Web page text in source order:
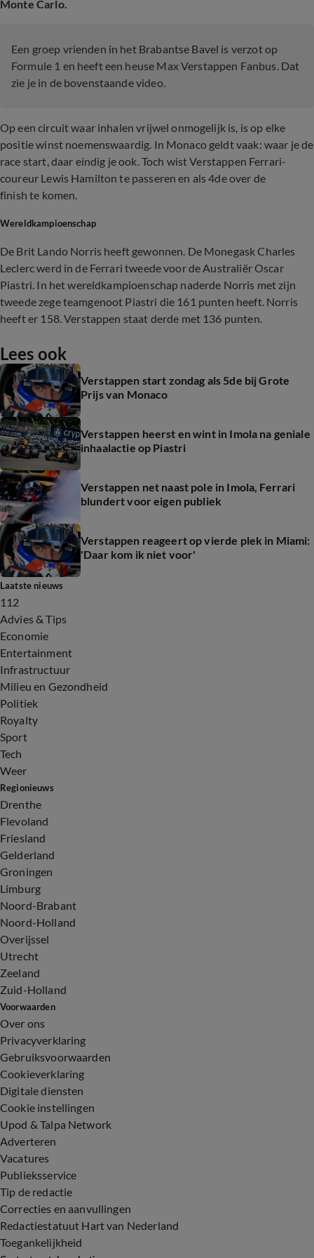
Monte Carlo.
Een groep vrienden in het Brabantse Bavel is verzot op
Formule 1 en heeft een heuse Max Verstappen Fanbus. Dat
zie je in de bovenstaande video.
Op een circuit waar inhalen vrijwel onmogelijk is, is op elke
positie winst noemenswaardig. In Monaco geldt vaak: waar je de
race start, daar eindig je ook. Toch wist Verstappen Ferrari-
coureur Lewis Hamilton te passeren en als 4de over de
finish te komen.
Wereldkampioenschap
De Brit Lando Norris heeft gewonnen. De Monegask Charles
Leclerc werd in de Ferrari tweede voor de Australiër Oscar
Piastri. In het wereldkampioenschap naderde Norris met zijn
tweede zege teamgenoot Piastri die 161 punten heeft. Norris
heeft er 158. Verstappen staat derde met 136 punten.
Lees ook
Verstappen start zondag als 5de bij Grote
Prijs van Monaco
Verstappen heerst en wint in Imola na geniale
inhaalactie op Piastri
Verstappen net naast pole in Imola, Ferrari
blundert voor eigen publiek
Verstappen reageert op vierde plek in Miami:
'Daar kom ik niet voor'
Laatste nieuws
112
Advies & Tips
Economie
Entertainment
Infrastructuur
Milieu en Gezondheid
Politiek
Royalty
Sport
Tech
Weer
Regionieuws
Drenthe
Flevoland
Friesland
Gelderland
Groningen
Limburg
Noord-Brabant
Noord-Holland
Overijssel
Utrecht
Zeeland
Zuid-Holland
Voorwaarden
Over ons
Privacyverklaring
Gebruiksvoorwaarden
Cookieverklaring
Digitale diensten
Cookie instellingen
Upod & Talpa Network
Adverteren
Vacatures
Publieksservice
Tip de redactie
Correcties en aanvullingen
Redactiestatuut Hart van Nederland
Toegankelijkheid